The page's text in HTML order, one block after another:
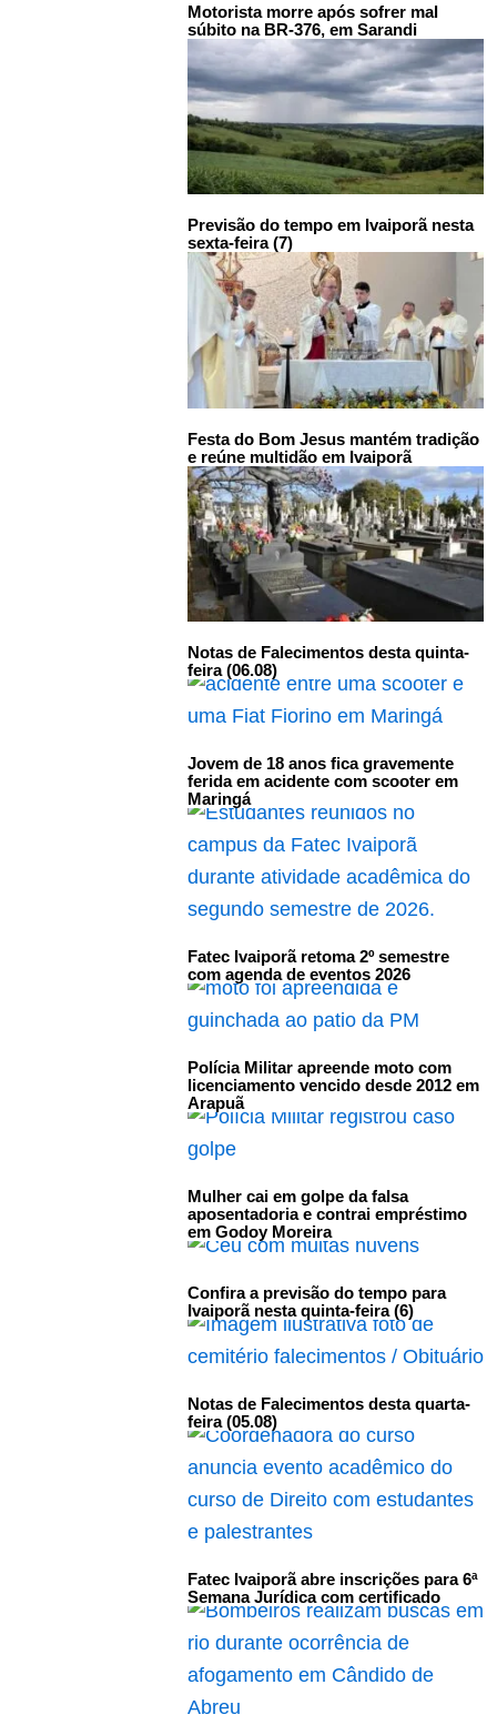
Motorista morre após sofrer mal
súbito na BR-376, em Sarandi
Previsão do tempo em Ivaiporã nesta
sexta-feira (7)
Festa do Bom Jesus mantém tradição
e reúne multidão em Ivaiporã
Notas de Falecimentos desta quinta-
feira (06.08)
Jovem de 18 anos fica gravemente
ferida em acidente com scooter em
Maringá
Fatec Ivaiporã retoma 2º semestre
com agenda de eventos 2026
Polícia Militar apreende moto com
licenciamento vencido desde 2012 em
Arapuã
Mulher cai em golpe da falsa
aposentadoria e contrai empréstimo
em Godoy Moreira
Confira a previsão do tempo para
Ivaiporã nesta quinta-feira (6)
Notas de Falecimentos desta quarta-
feira (05.08)
Fatec Ivaiporã abre inscrições para 6ª
Semana Jurídica com certificado